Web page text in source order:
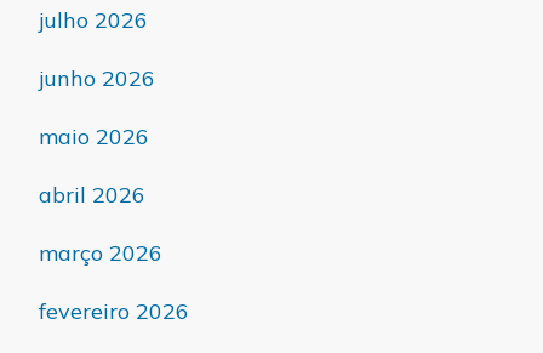
julho 2026
junho 2026
maio 2026
abril 2026
março 2026
fevereiro 2026